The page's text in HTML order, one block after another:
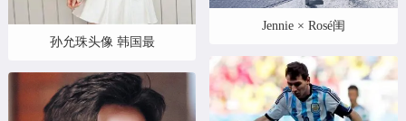
孙允珠头像 韩国最
Jennie × Rosé闺